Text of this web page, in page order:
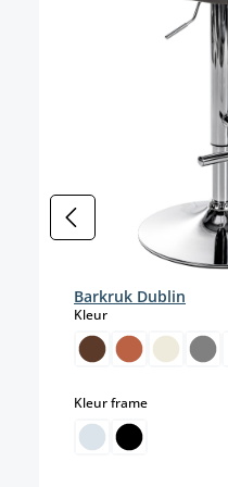
Barkruk Dublin
Kleurselect
Kleur frameselect